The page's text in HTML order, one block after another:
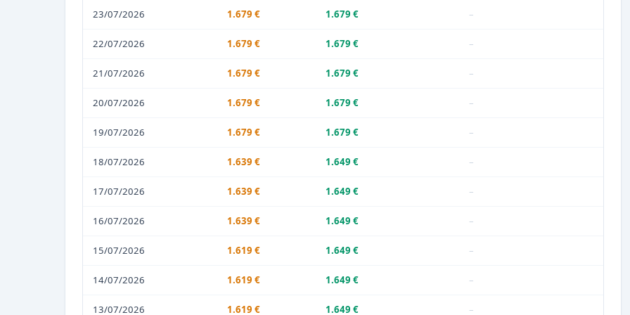
23/07/2026 1.679 € 1.679 € –
22/07/2026 1.679 € 1.679 € –
21/07/2026 1.679 € 1.679 € –
20/07/2026 1.679 € 1.679 € –
19/07/2026 1.679 € 1.679 € –
18/07/2026 1.639 € 1.649 € –
17/07/2026 1.639 € 1.649 € –
16/07/2026 1.639 € 1.649 € –
15/07/2026 1.619 € 1.649 € –
14/07/2026 1.619 € 1.649 € –
13/07/2026 1.619 € 1.649 € –